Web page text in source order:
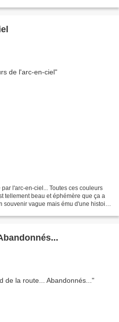
l'arc-en-ciel... Toutes ces couleurs
tellement beau et éphémère que ça a
souvenir vague mais ému d'une histoire